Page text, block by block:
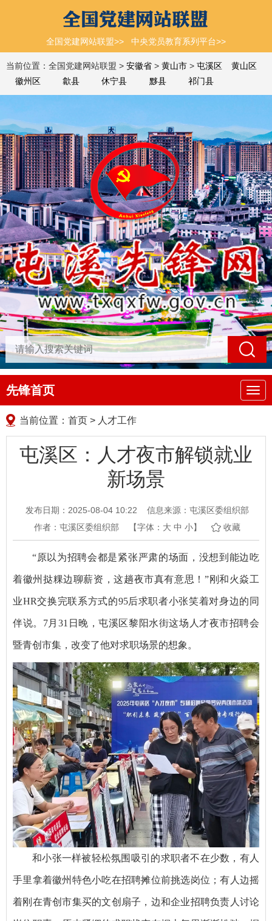
全国党建网站联盟>> 中央党员教育系列平台>>
当前位置：全国党建网站联盟 > 安徽省 > 黄山市 > 屯溪区
黄山区
徽州区
歙县 休宁县 黟县 祁门县
导
航
先锋首页
当前位置： 首页 > 人才工作
屯溪区：人才夜市解锁就业
新场景
发布日期：2025-08-04 10:22
信息来源：屯溪区委组织部
作者：屯溪区委组织部
【字体： 大 中 小】 收藏
“原以为招聘会都是紧张严肃的场面，没想到能边吃
着徽州挞粿边聊薪资，这趟夜市真有意思！”刚和火焱工
业HR交换完联系方式的95后求职者小张笑着对身边的同
伴说。7月31日晚，屯溪区黎阳水街这场人才夜市招聘会
暨青创市集，改变了他对求职场景的想象。
和小张一样被轻松氛围吸引的求职者不在少数，有人
手里拿着徽州特色小吃在招聘摊位前挑选岗位；有人边摇
着刚在青创市集买的文创扇子，边和企业招聘负责人讨论